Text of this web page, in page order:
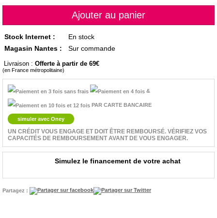
Stock Internet :
En stock
Magasin Nantes :
Sur commande
Livraison : Offerte à partir de 69
(en France métropolitaine)
&
PAR CARTE BANCAIRE
simuler avec Oney
UN CRÉDIT VOUS ENGAGE ET DOIT ÊTRE REMBOURSÉ. VÉRIFIEZ VOS
CAPACITÉS DE REMBOURSEMENT AVANT DE VOUS ENGAGER.
Simulez le financement de votre achat
Partagez :